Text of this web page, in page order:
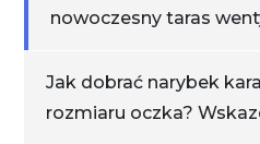
nowoczesny taras
Jak dobrać narybek
rozmiaru oczka?